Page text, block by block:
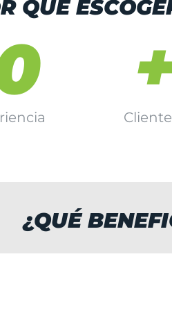
QUÉ
¿QUÉ